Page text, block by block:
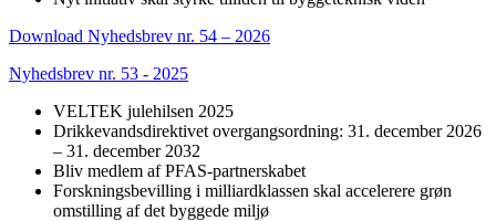
Download Nyhedsbrev nr. 54 – 2026
Nyhedsbrev nr. 53 - 2025
VELTEK julehilsen 2025
Drikkevandsdirektivet overgangsordning: 31. december 2026
– 31. december 2032
Bliv medlem af PFAS-partnerskabet
Forskningsbevilling i milliardklassen skal accelerere grøn
omstilling af det byggede miljø